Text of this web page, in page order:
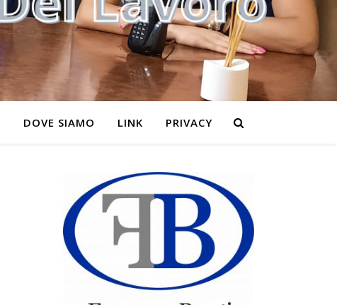
DOVE SIAMO LINK PRIVACY